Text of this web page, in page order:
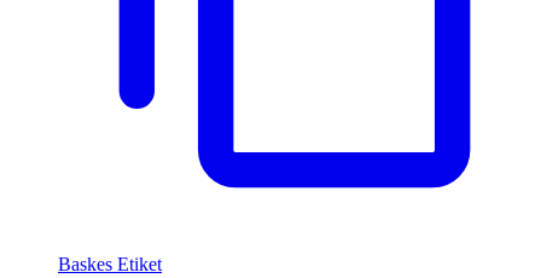
Baskes Etiket